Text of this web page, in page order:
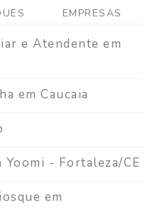
EMPRESAS
e Atendente em
em Caucaia
Yoomi - Fortaleza/CE
em